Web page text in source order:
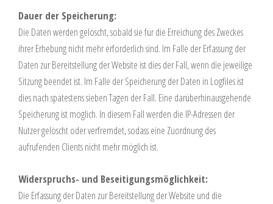
Dauer der Speicherung:
Die Daten werden gelöscht, sobald sie für die Erreichung des Zweckes
ihrer Erhebung nicht mehr erforderlich sind. Im Falle der Erfassung der
Daten zur Bereitstellung der Website ist dies der Fall, wenn die jeweilige
Sitzung beendet ist. Im Falle der Speicherung der Daten in Logfiles ist
dies nach spätestens sieben Tagen der Fall. Eine darüberhinausgehende
Speicherung ist möglich. In diesem Fall werden die IP-Adressen der
Nutzer gelöscht oder verfremdet, sodass eine Zuordnung des
aufrufenden Clients nicht mehr möglich ist.
Widerspruchs- und Beseitigungsmöglichkeit:
Die Erfassung der Daten zur Bereitstellung der Website und die